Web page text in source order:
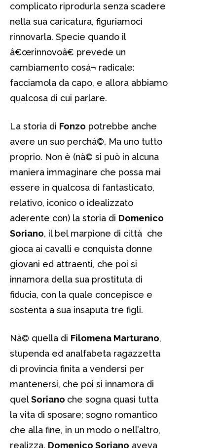
complicato riprodurla senza scadere
nella sua caricatura, figuriamoci
rinnovarla. Specie quando il
â€œrinnovoâ€ prevede un
cambiamento cosà¬ radicale:
facciamola da capo, e allora abbiamo
qualcosa di cui parlare.
La storia di Fonzo potrebbe anche
avere un suo perchà©. Ma uno tutto
proprio. Non è (nà© si può in alcuna
maniera immaginare che possa mai
essere in qualcosa di fantasticato,
relativo, iconico o idealizzato
aderente con) la storia di Domenico
Soriano, il bel marpione di città che
gioca ai cavalli e conquista donne
giovani ed attraenti, che poi si
innamora della sua prostituta di
fiducia, con la quale concepisce e
sostenta a sua insaputa tre figli.
Nà© quella di Filomena Marturano,
stupenda ed analfabeta ragazzetta
di provincia finita a vendersi per
mantenersi, che poi si innamora di
quelSoriano che sogna quasi tutta
la vita di sposare; sogno romantico
che alla fine, in un modo o nell’altro,
realizza. Domenico Soriano aveva